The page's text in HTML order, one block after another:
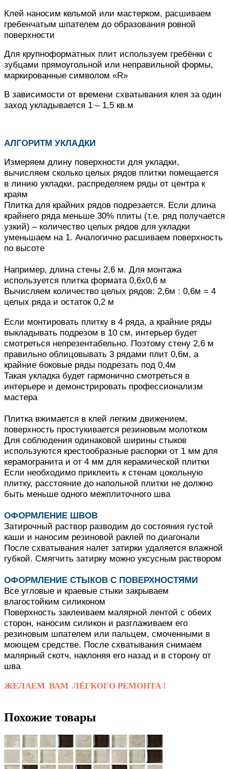
Клей наносим кельмой или мастерком, расшиваем
гребенчатым шпателем до образования ровной
поверхности
Для крупноформатных плит используем гребёнки с
зубцами прямоугольной или неправильной формы,
маркированные символом «R»
В зависимости от времени схватывания клея за один
заход укладывается 1 – 1,5 кв.м
АЛГОРИТМ УКЛАДКИ
Измеряем длину поверхности для укладки,
вычисляем сколько целых рядов плитки помещается
в линию укладки, распределяем ряды от центра к
краям
Плитка для крайних рядов подрезается. Если длина
крайнего ряда меньше 30% плиты (т.е. ряд получается
узкий) – количество целых рядов для укладки
уменьшаем на 1. Аналогично расшиваем поверхность
по высоте
Например, длина стены 2,6 м. Для монтажа
используется плитка формата 0,6х0,6 м
Вычисляем количество целых рядов: 2,6м : 0,6м = 4
целых ряда и остаток 0,2 м
Если монтировать плитку в 4 ряда, а крайние ряды
выкладывать подрезом в 10 см, интерьер будет
смотреться непрезентабельно. Поэтому стену 2,6 м
правильно облицовывать 3 рядами плит 0,6м, а
крайние боковые ряды подрезать под 0,4м
Такая укладка будет гармонично смотреться в
интерьере и демонстрировать профессионализм
мастера
Плитка вжимается в клей легким движением,
поверхность простукивается резиновым молотком
Для соблюдения одинаковой ширины стыков
используются крестообразные распорки от 1 мм для
керамогранита и от 4 мм для керамической плитки
Если необходимо приклеить к стенам цокольную
плитку, расстояние до напольной плитки не должно
быть меньше одного межплиточного шва
ОФОРМЛЕНИЕ ШВОВ
Затирочный раствор разводим до состояния густой
каши и наносим резиновой раклей по диагонали
После схватывания налет затирки удаляется влажной
губкой. Смягчить затирку можно уксусным раствором
ОФОРМЛЕНИЕ СТЫКОВ С ПОВЕРХНОСТЯМИ
Все угловые и краевые стыки закрываем
влагостойким силиконом
Поверхность заклеиваем малярной лентой с обеих
сторон, наносим силикон и разглаживаем его
резиновым шпателем или пальцем, смоченными в
моющем средстве. После схватывания снимаем
малярный скотч, наклоняя его назад и в сторону от
шва
ЖЕЛАЕМ ВАМ ЛЁГКОГО РЕМОНТА !
Похожие товары